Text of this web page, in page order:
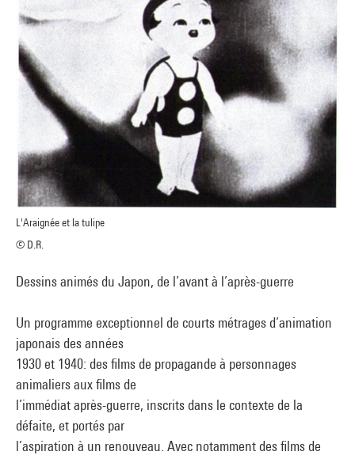
L'Araignée et la tulipe
© D.R.
Dessins animés du Japon, de l’avant à l’après-guerre
Un programme exceptionnel de courts métrages d’animation
japonais des années
1930 et 1940: des films de propagande à personnages
animaliers aux films de
l’immédiat après-guerre, inscrits dans le contexte de la
défaite, et portés par
l’aspiration à un renouveau. Avec notamment des films de